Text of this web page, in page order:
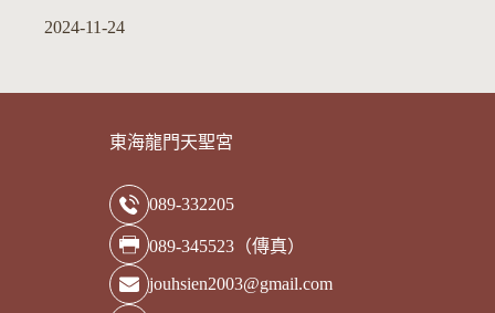
2024-11-24
東海龍門天聖宮
089-332205
089-345523（傳真）
jouhsien2003@gmail.com